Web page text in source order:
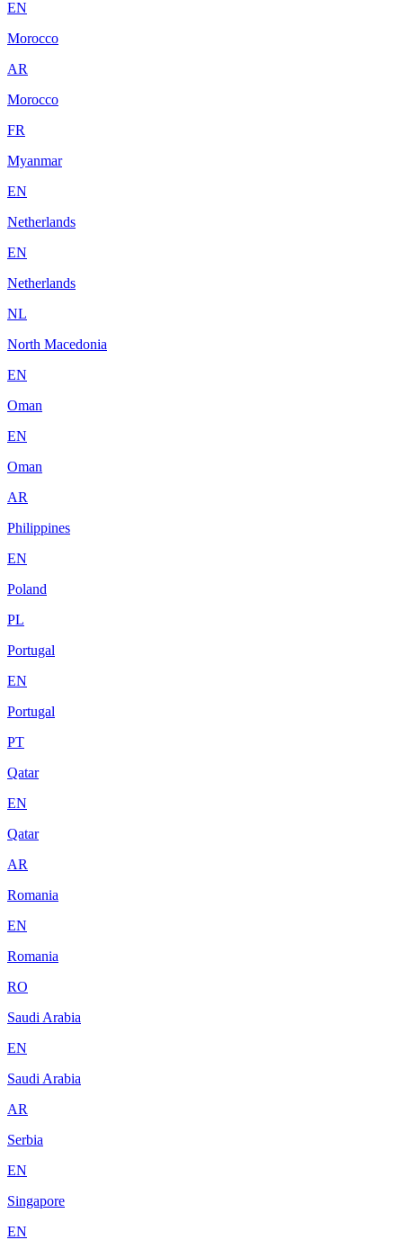
EN
Morocco
AR
Morocco
FR
Myanmar
EN
Netherlands
EN
Netherlands
NL
North Macedonia
EN
Oman
EN
Oman
AR
Philippines
EN
Poland
PL
Portugal
EN
Portugal
PT
Qatar
EN
Qatar
AR
Romania
EN
Romania
RO
Saudi Arabia
EN
Saudi Arabia
AR
Serbia
EN
Singapore
EN